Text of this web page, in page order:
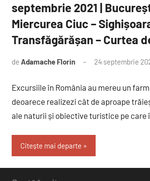
septembrie 2021 |
Miercurea Ciuc –
Transfăgărășan – Curtea
de Adamache Florin 24 septembrie
Excursiile în România au mereu un
deoarece realizezi cât de aproape
ale naturii și obiective turistice pe
Citește mai departe